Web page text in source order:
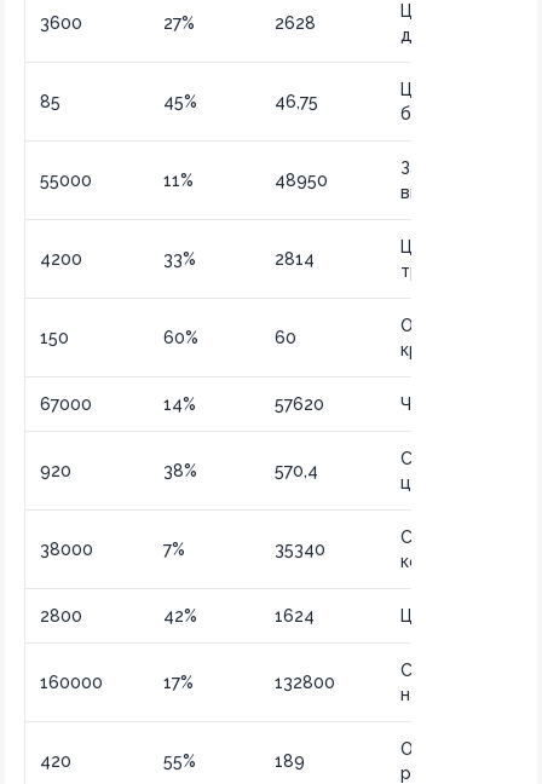
3600 27% 2628
Цена со скидкой
для студентов
85 45% 46,75
Цена после
большой скидки
55000 11% 48950
Зарплата после
вычетов
4200 33% 2814
Цена после
тройной скидки
150 60% 60
Остаток после
крупной скидки
67000 14% 57620 Чистый доход
920 38% 570,4
Специальная
цена
38000 7% 35340
Сумма после
комиссии банка
2800 42% 1624 Цена клиренса
160000 17% 132800
Стоимость без
наценки
420 55% 189
Окончательная
распродажа